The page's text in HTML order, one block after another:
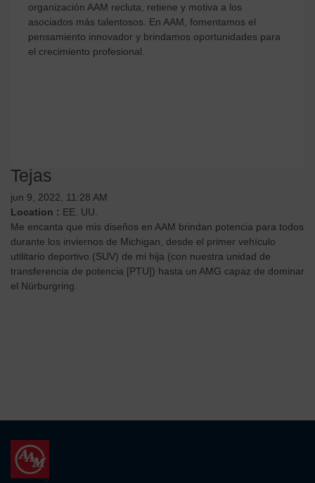
organización AAM recluta, retiene y motiva a los
asociados más talentosos. En AAM, fomentamos el
pensamiento innovador y brindamos oportunidades para
el crecimiento profesional.
Tejas
jun 9, 2022, 11:28 AM
Location : EE. UU.
Me encanta que mis diseños en AAM brindan potencia para todos
durante los inviernos de Michigan, desde el primer vehículo
utilitario deportivo (SUV) de mi hija (con nuestra unidad de
transferencia de potencia [PTU]) hasta un AMG capaz de dominar
el Nürburgring.